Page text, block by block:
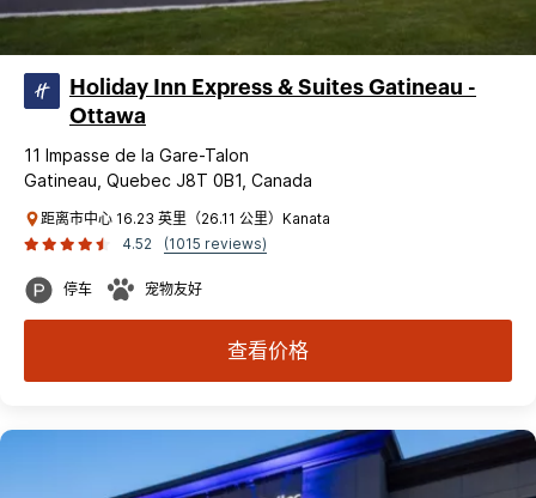
Holiday Inn Express & Suites Gatineau -
Ottawa
11 Impasse de la Gare-Talon
Gatineau, Quebec J8T 0B1, Canada
距离市中心 16.23 英里（26.11 公里）Kanata
4.52
(1015 reviews)
停车 宠物友好
查看价格